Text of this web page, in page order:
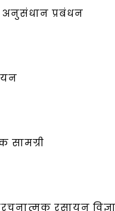
अनुसंधान प्रबंधन
सामग्री
रसायन